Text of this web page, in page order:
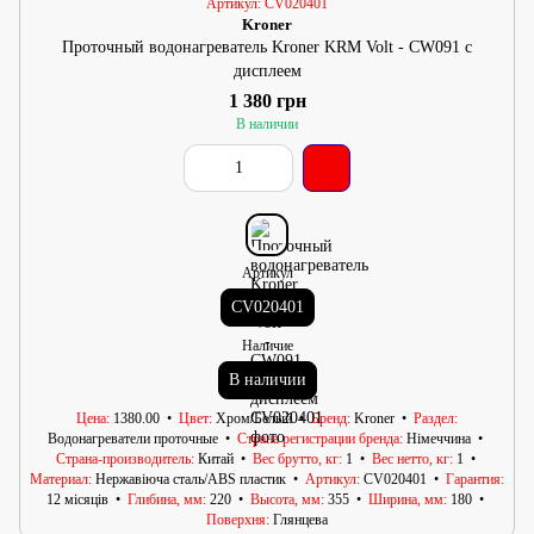
Kroner
Проточный водонагреватель Kroner KRM Volt - CW091 с
дисплеем
1 380 грн
В наличии
Артикул
CV020401
Наличие
В наличии
Цена 1380.00 Цвет Хром/Белый Бренд Kroner
Раздел
Водонагреватели проточные
Страна регистрации бренда Німеччина
Страна-производитель Китай Вес брутто, кг 1 Вес нетто, кг 1
Материал Нержавіюча сталь/АВS пластик Артикул CV020401
Гарантия
12 місяців
Глибина, мм 220 Высота, мм 355 Ширина, мм 180
Поверхня Глянцева